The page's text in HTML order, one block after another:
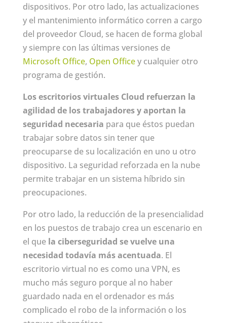
dispositivos. Por otro lado, las actualizaciones
y el mantenimiento informático corren a cargo
del proveedor Cloud, se hacen de forma global
y siempre con las últimas versiones de
Microsoft Office, Open Officey cualquier otro
programa de gestión.
Los escritorios virtuales Cloud refuerzan la
agilidad de los trabajadores y aportan la
seguridad necesaria para que éstos puedan
trabajar sobre datos sin tener que
preocuparse de su localización en uno u otro
dispositivo. La seguridad reforzada en la nube
permite trabajar en un sistema híbrido sin
preocupaciones.
Por otro lado, la reducción de la presencialidad
en los puestos de trabajo crea un escenario en
el que la ciberseguridad se vuelve una
necesidad todavía más acentuada. El
escritorio virtual no es como una VPN, es
mucho más seguro porque al no haber
guardado nada en el ordenador es más
complicado el robo de la información o los